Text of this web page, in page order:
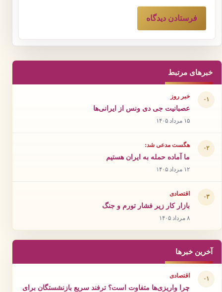
خبرهای مرتبط
۰۱ خبر روز
عصبانیت جی دی ونس از ایرانی‌ها
۱۵ مرداد ۱۴۰۵
۰۲ هگست مدعی شد:
ما آماده حمله به ایران هستیم
۱۲ مرداد ۱۴۰۵
۰۳ اقتصادی
بازار کار زیر فشار تورم و جنگ
۸ مرداد ۱۴۰۵
آخرین خبرها
۰۱ اقتصادی
چرا واریزی‌ها متفاوت است؟ ترفند سریع بازنشستگان برای